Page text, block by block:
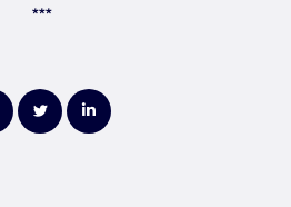
***
PartagerPartagerPartager